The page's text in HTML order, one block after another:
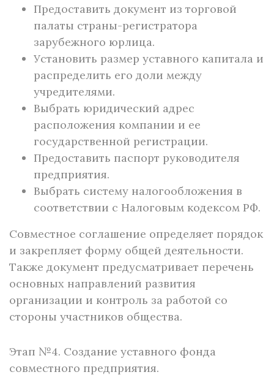
Предоставить документ из торговой
палаты страны-регистратора
зарубежного юрлица.
Установить размер уставного капитала и
распределить его доли между
учредителями.
Выбрать юридический адрес
расположения компании и ее
государственной регистрации.
Предоставить паспорт руководителя
предприятия.
Выбрать систему налогообложения в
соответствии с Налоговым кодексом РФ.
Совместное соглашение определяет порядок
и закрепляет форму общей деятельности.
Также документ предусматривает перечень
основных направлений развития
организации и контроль за работой со
стороны участников общества.
Этап №4. Создание уставного фонда
совместного предприятия.